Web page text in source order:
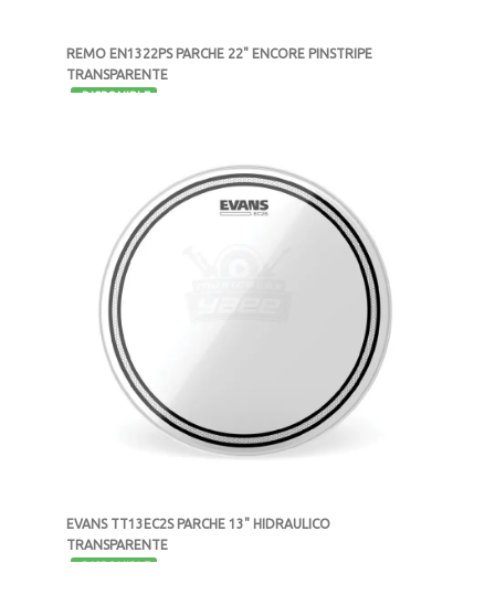
REMO EN1322PS PARCHE 22" ENCORE PINSTRIPE
TRANSPARENTE
DISPONIBLE
EVANS TT13EC2S PARCHE 13" HIDRAULICO
TRANSPARENTE
DISPONIBLE